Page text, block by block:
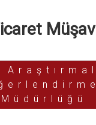
Müdürlüğü